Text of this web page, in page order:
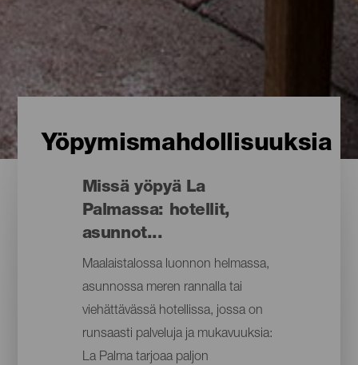
Yöpymismahdollisuuksia
Missä yöpyä La
Palmassa: hotellit,
asunnot...
Maalaistalossa luonnon helmassa,
asunnossa meren rannalla tai
viehättävässä hotellissa, jossa on
runsaasti palveluja ja mukavuuksia:
La Palma tarjoaa paljon